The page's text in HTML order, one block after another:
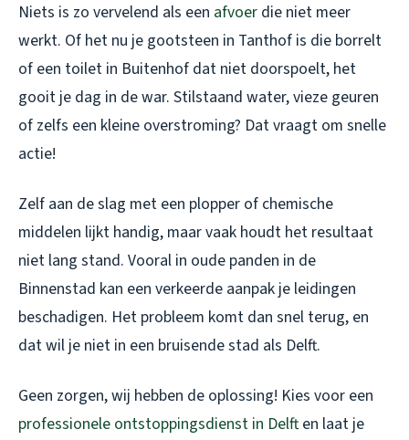
Niets is zo vervelend als een afvoer die niet meer
werkt. Of het nu je gootsteen in Tanthof is die borrelt
of een toilet in Buitenhof dat niet doorspoelt, het
gooit je dag in de war. Stilstaand water, vieze geuren
of zelfs een kleine overstroming? Dat vraagt om snelle
actie!
Zelf aan de slag met een plopper of chemische
middelen lijkt handig, maar vaak houdt het resultaat
niet lang stand. Vooral in oude panden in de
Binnenstad kan een verkeerde aanpak je leidingen
beschadigen. Het probleem komt dan snel terug, en
dat wil je niet in een bruisende stad als Delft.
Geen zorgen, wij hebben de oplossing! Kies voor een
professionele ontstoppingsdienst in Delften laat je